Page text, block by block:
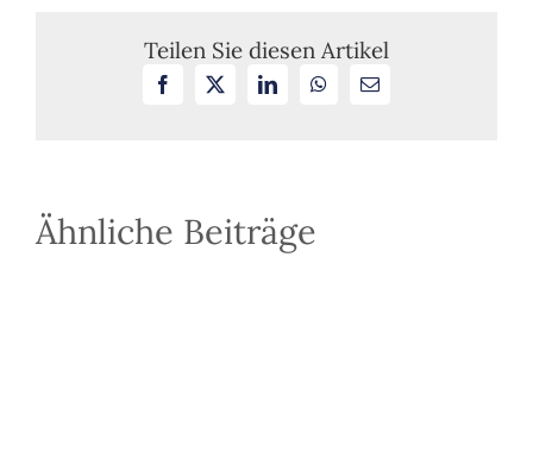
Korruptionssystem
Teilen Sie diesen Artikel
Facebook LinkedInWhatsApp
E-
Ähnliche Beiträge